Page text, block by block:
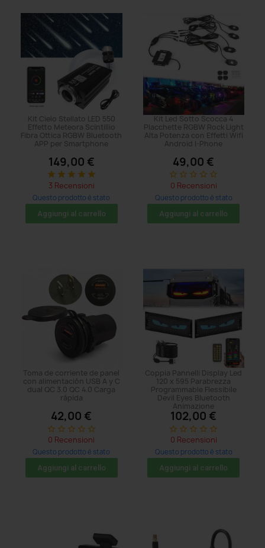
Kit Cielo Stellato LED 550
Effetto Meteora Scintillio
Fibra Ottica RGBW Bluetooth
APP per Smartphone
149,00 €
star star star star star
3 Recensioni
Questo prodotto è stato
acquistato: 8 volte
Aggiungi al carrello
Kit Led Sotto Scocca 4
Placchette RGBW Rock Light
Alta Potenza con Effetti Wifi
Android I-Phone
49,00 €
star_border star_border star_border star_border star_border
0 Recensioni
Questo prodotto è stato
acquistato: 5 volte
Aggiungi al carrello
Toma de corriente de panel
con alimentación USB A y C
dual QC 3.0 QC 4.0 Carga
rápida
42,00 €
star_border star_border star_border star_border star_border
0 Recensioni
Questo prodotto è stato
acquistato: 5 volte
Aggiungi al carrello
Coppia Pannelli Display Led
120 x 595 Parabrezza
Programmable Flessibile
Devil Eyes Bluetooth
Animazione
102,00 €
star_border star_border star_border star_border star_border
0 Recensioni
Questo prodotto è stato
acquistato: 5 volte
Aggiungi al carrello